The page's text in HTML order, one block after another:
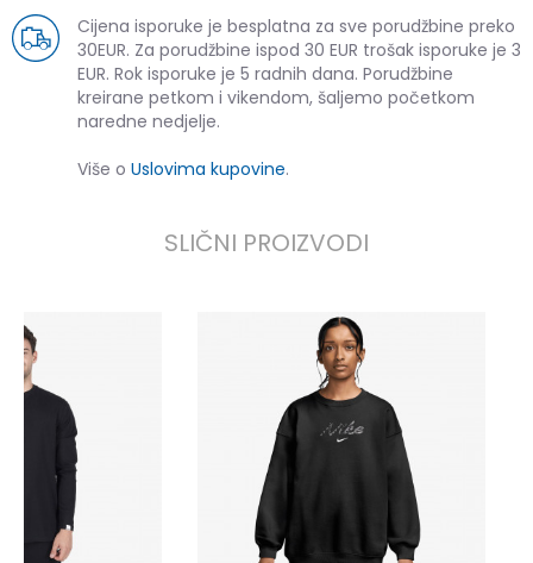
Cijena isporuke je besplatna za sve porudžbine preko
30EUR. Za porudžbine ispod 30 EUR trošak isporuke je 3
EUR. Rok isporuke je 5 radnih dana. Porudžbine
kreirane petkom i vikendom, šaljemo početkom
naredne nedjelje.
Više o Uslovima kupovine.
SLIČNI PROIZVODI